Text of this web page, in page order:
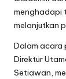
menghadapi
melanjutkan
Dalam acara
Direktur
Setiawan,